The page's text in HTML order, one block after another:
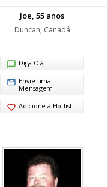
Joe, 55 anos
Duncan, Canadá
Diga Olá
Envie uma
Mensagem
Adicione à Hotlist